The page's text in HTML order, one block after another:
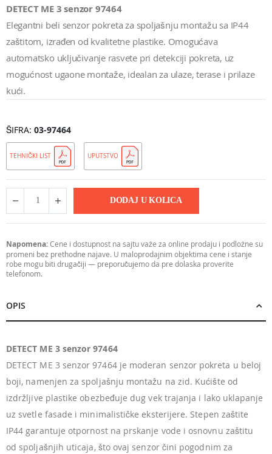
DETECT ME 3 senzor 97464
Elegantni beli senzor pokreta za spoljašnju montažu sa IP44
zaštitom, izrađen od kvalitetne plastike. Omogućava
automatsko uključivanje rasvete pri detekciji pokreta, uz
mogućnost ugaone montaže, idealan za ulaze, terase i prilaze
kući.
ŠIFRA 03-97464
TEHNIČKI LIST UPUTSTVO
DODAJ U KOLICA
Napomena:Cene i dostupnost na sajtu važe za online prodaju i podložne su
promeni bez prethodne najave. U maloprodajnim objektima cene i stanje
robe mogu biti drugačiji — preporučujemo da pre dolaska proverite
telefonom.
OPIS
DETECT ME 3 senzor 97464
DETECT ME 3 senzor 97464 je moderan senzor pokreta u beloj
boji, namenjen za spoljašnju montažu na zid. Kućište od
izdržljive plastike obezbeđuje dug vek trajanja i lako uklapanje
uz svetle fasade i minimalističke eksterijere. Stepen zaštite
IP44 garantuje otpornost na prskanje vode i osnovnu zaštitu
od spoljašnjih uticaja, što ovaj senzor čini pogodnim za